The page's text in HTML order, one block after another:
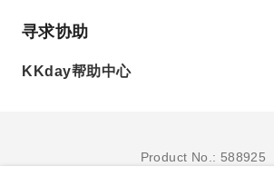
寻求协助
KKday帮助中心
Product No.: 588925